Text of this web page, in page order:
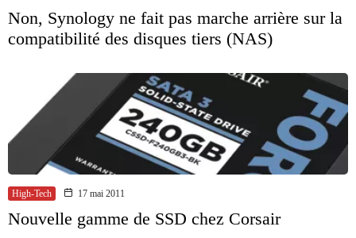
Non, Synology ne fait pas marche arrière sur la
compatibilité des disques tiers (NAS)
High-Tech 17 mai 2011
Nouvelle gamme de SSD chez Corsair